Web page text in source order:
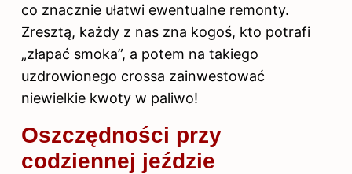
co znacznie ułatwi ewentualne remonty.
Zresztą, każdy z nas zna kogoś, kto potrafi
„złapać smoka”, a potem na takiego
uzdrowionego crossa zainwestować
niewielkie kwoty w paliwo!
Oszczędności przy
codziennej jeździe